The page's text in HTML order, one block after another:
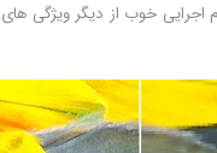
خوب از دیگر ویژگی